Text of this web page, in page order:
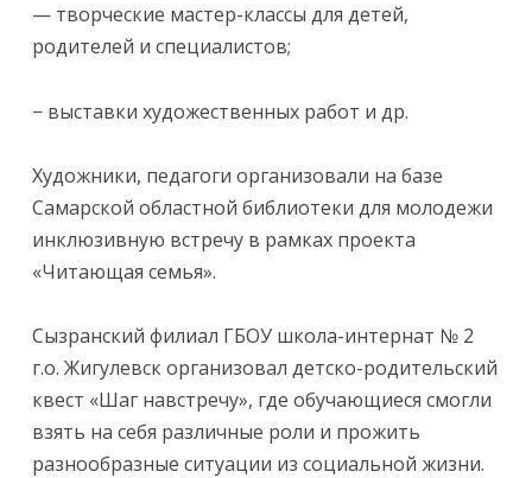
— творческие мастер-классы для детей,
родителей и специалистов;
− выставки художественных работ и др.
Художники, педагоги организовали на базе
Самарской областной библиотеки для молодежи
инклюзивную встречу в рамках проекта
«Читающая семья».
Сызранский филиал ГБОУ школа-интернат № 2
г.о. Жигулевск организовал детско-родительский
квест «Шаг навстречу», где обучающиеся смогли
взять на себя различные роли и прожить
разнообразные ситуации из социальной жизни.